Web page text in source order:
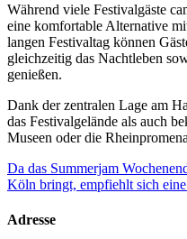
Während viele Festivalgäste
eine komfortable Alternative
langen Festivaltag können
gleichzeitig das Nachtleben
genießen.
Dank der zentralen Lage am
das Festivalgelände als auch
Museen oder die
Da das Summerjam
Köln bringt, empfiehlt sich
Adresse